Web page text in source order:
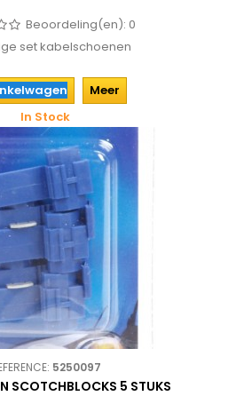
Beoordeling(en): 0
set kabelschoenen
Meer
In Stock
5250097
SCOTCHBLOCKS 5 STUKS